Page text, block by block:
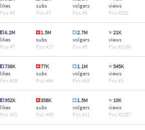
likes
3
subs
7
volgers
9
views
226
6.2M
likes
7
1.5M
subs
17
2.7M
volgers
5
21K
views
1186
738K
likes
38
77K
subs
84
1.1M
volgers
18
545K
views
3
952K
likes
31
358K
subs
45
1.5M
volgers
11
10K
views
2357